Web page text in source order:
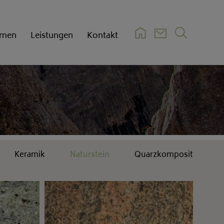
Leistungen
Pflege
Einkaufsbedingungen
Verkaufsbedingungen
Zertifikate
Kontakt
Keramik Naturstein Quarzkomposit